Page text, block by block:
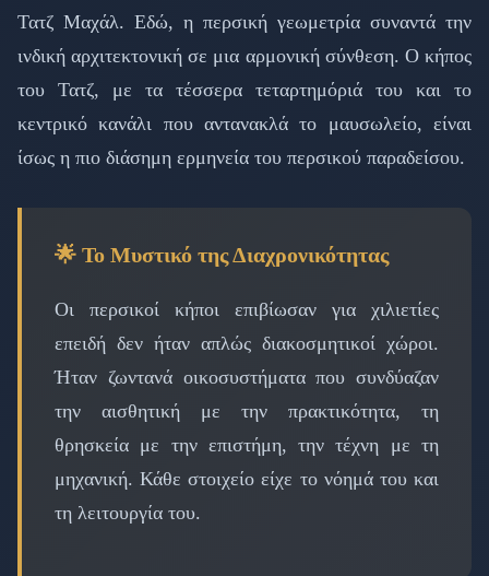
Τατζ Μαχάλ. Εδώ, η περσική γεωμετρία συναντά την
ινδική αρχιτεκτονική σε μια αρμονική σύνθεση. Ο κήπος
του Τατζ, με τα τέσσερα τεταρτημόριά του και το
κεντρικό κανάλι που αντανακλά το μαυσωλείο, είναι
ίσως η πιο διάσημη ερμηνεία του περσικού παραδείσου.
🌟 Το Μυστικό της Διαχρονικότητας
Οι περσικοί κήποι επιβίωσαν για χιλιετίες
επειδή δεν ήταν απλώς διακοσμητικοί χώροι.
Ήταν ζωντανά οικοσυστήματα που συνδύαζαν
την αισθητική με την πρακτικότητα, τη
θρησκεία με την επιστήμη, την τέχνη με τη
μηχανική. Κάθε στοιχείο είχε το νόημά του και
τη λειτουργία του.